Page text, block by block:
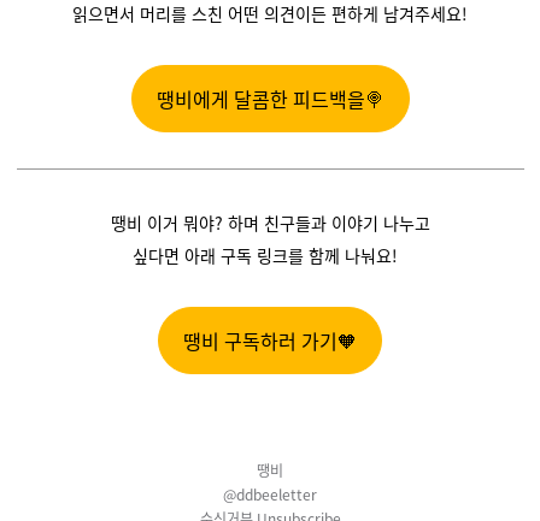
읽으면서 머리를 스친 어떤 의견이든 편하게 남겨주세요!
땡비에게 달콤한 피드백을🍭
땡비 이거 뭐야? 하며 친구들과 이야기 나누고
싶다면 아래 구독 링크를 함께 나눠요!
땡비 구독하러 가기🧡
땡비
@ddbeeletter